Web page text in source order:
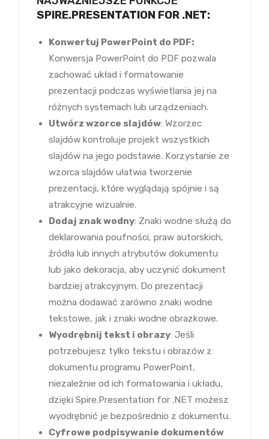
SPIRE.PRESENTATION FOR .NET:
Konwertuj PowerPoint do PDF:
Konwersja PowerPoint do PDF pozwala
zachować układ i formatowanie
prezentacji podczas wyświetlania jej na
różnych systemach lub urządzeniach.
Utwórz wzorce slajdów: Wzorzec
slajdów kontroluje projekt wszystkich
slajdów na jego podstawie. Korzystanie ze
wzorca slajdów ułatwia tworzenie
prezentacji, które wyglądają spójnie i są
atrakcyjne wizualnie.
Dodaj znak wodny: Znaki wodne służą do
deklarowania poufności, praw autorskich,
źródła lub innych atrybutów dokumentu
lub jako dekoracja, aby uczynić dokument
bardziej atrakcyjnym. Do prezentacji
można dodawać zarówno znaki wodne
tekstowe, jak i znaki wodne obrazkowe.
Wyodrębnij tekst i obrazy: Jeśli
potrzebujesz tylko tekstu i obrazów z
dokumentu programu PowerPoint,
niezależnie od ich formatowania i układu,
dzięki Spire.Presentation for .NET możesz
wyodrębnić je bezpośrednio z dokumentu.
Cyfrowe podpisywanie dokumentów